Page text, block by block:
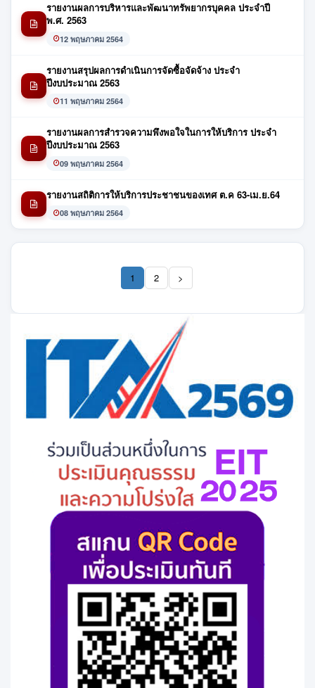
รายงานผลการบริหารและพัฒนาทรัพยากรบุคคล ประจำปี
พ.ศ. 2563
12 พฤษภาคม 2564
รายงานสรุปผลการดำเนินการจัดซื้อจัดจ้าง ประจำ
ปีงบประมาณ 2563
11 พฤษภาคม 2564
รายงานผลการสำรวจความพึงพอใจในการให้บริการ ประจำ
ปีงบประมาณ 2563
09 พฤษภาคม 2564
รายงานสถิติการให้บริการประชาชนของเทศ ต.ค 63-เม.ย.64
08 พฤษภาคม 2564
1 (current)
2 >